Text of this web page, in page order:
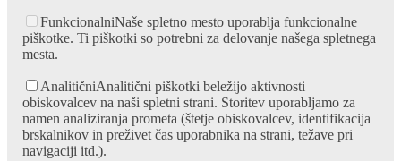
FunkcionalniNaše spletno mesto uporablja funkcionalne
piškotke. Ti piškotki so potrebni za delovanje našega spletnega
mesta.
AnalitičniAnalitični piškotki beležijo aktivnosti
obiskovalcev na naši spletni strani. Storitev uporabljamo za
namen analiziranja prometa (štetje obiskovalcev, identifikacija
brskalnikov in preživet čas uporabnika na strani, težave pri
navigaciji itd.).